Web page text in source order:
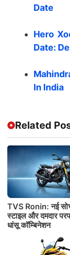
Date
Hero
Date:
In India
Related
TVS Ronin: नई
स्टाइल और दमदार
धांसू कॉम्बिनेशन